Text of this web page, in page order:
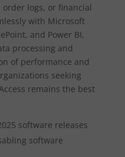
logs, or financial
with Microsoft
and Power BI,
processing and
of performance and
seeking
remains the best
software releases
software